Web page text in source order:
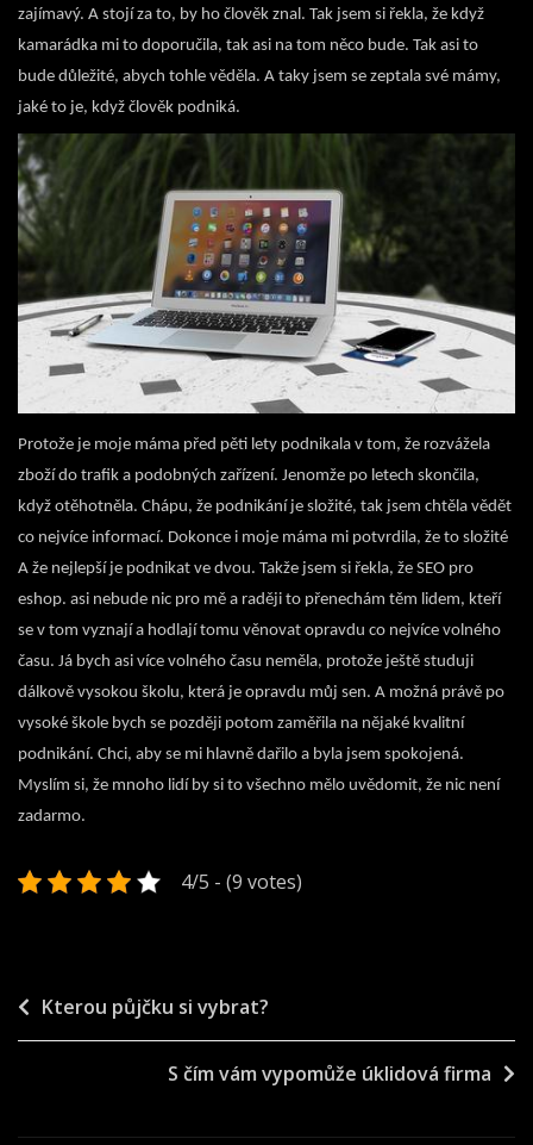
zajímavý. A stojí za to, by ho člověk znal. Tak jsem si řekla, že když
kamarádka mi to doporučila, tak asi na tom něco bude. Tak asi to
bude důležité, abych tohle věděla. A taky jsem se zeptala své mámy,
jaké to je, když člověk podniká.
Protože je moje máma před pěti lety podnikala v tom, že rozvážela
zboží do trafik a podobných zařízení. Jenomže po letech skončila,
když otěhotněla. Chápu, že podnikání je složité, tak jsem chtěla vědět
co nejvíce informací. Dokonce i moje máma mi potvrdila, že to složité
A že nejlepší je podnikat ve dvou. Takže jsem si řekla, že SEO pro
eshop. asi nebude nic pro mě a raději to přenechám těm lidem, kteří
se v tom vyznají a hodlají tomu věnovat opravdu co nejvíce volného
času. Já bych asi více volného času neměla, protože ještě studuji
dálkově vysokou školu, která je opravdu můj sen. A možná právě po
vysoké škole bych se později potom zaměřila na nějaké kvalitní
podnikání. Chci, aby se mi hlavně dařilo a byla jsem spokojená.
Myslím si, že mnoho lidí by si to všechno mělo uvědomit, že nic není
zadarmo.
4/5 - (9 votes)
Navigace
pro
Kterou půjčku si vybrat?
S čím vám vypomůže úklidová firma